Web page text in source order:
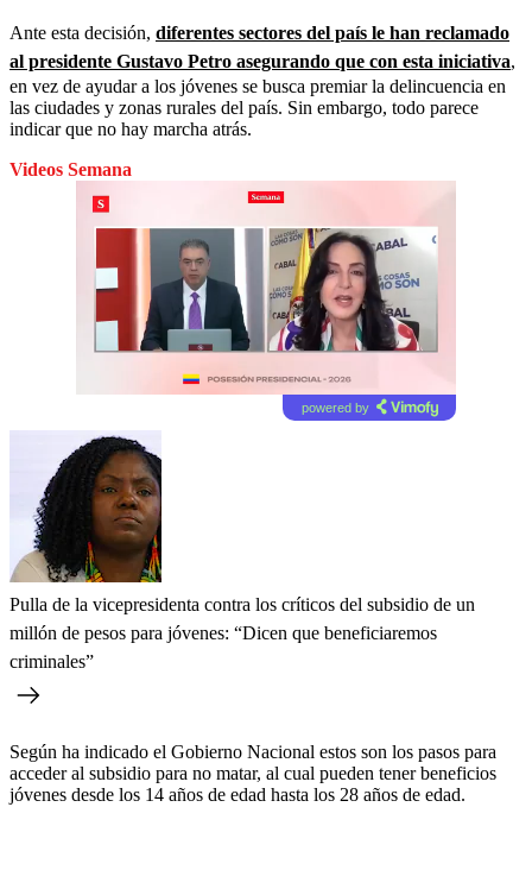
Ante esta decisión, diferentes sectores del país le han reclamado
al presidente Gustavo Petro asegurando que con esta iniciativa,
en vez de ayudar a los jóvenes se busca premiar la delincuencia en
las ciudades y zonas rurales del país. Sin embargo, todo parece
indicar que no hay marcha atrás.
Videos Semana
powered by
Pulla de la vicepresidenta contra los críticos del subsidio de un
millón de pesos para jóvenes: “Dicen que beneficiaremos
criminales”
Según ha indicado el Gobierno Nacional estos son los pasos para
acceder al subsidio para no matar, al cual pueden tener beneficios
jóvenes desde los 14 años de edad hasta los 28 años de edad.